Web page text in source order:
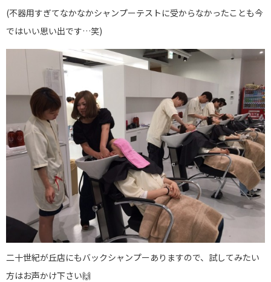
(不器用すぎてなかなかシャンプーテストに受からなかったことも今
ではいい思い出です…笑)
二十世紀が丘店にもバックシャンプーありますので、試してみたい
方はお声かけ下さい🙌